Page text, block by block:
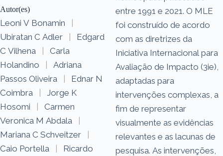
Autor(es)
Leoni V Bonamin
|
Ubiratan C Adler
|
Edgard
C Vilhena
|
Carla
Holandino
|
Adriana
Passos Oliveira
|
Ednar N
Coimbra
|
Jorge K
Hosomi
|
Carmen
Veronica M Abdala
|
Mariana C Schveitzer
|
Caio Portella
|
Ricardo
entre 1991 e 2021. O MLE
foi construído de acordo
com as diretrizes da
Iniciativa Internacional para
Avaliação de Impacto (3ie),
adaptadas para
intervenções complexas, a
fim de representar
visualmente as evidências
relevantes e as lacunas de
pesquisa. As intervenções,